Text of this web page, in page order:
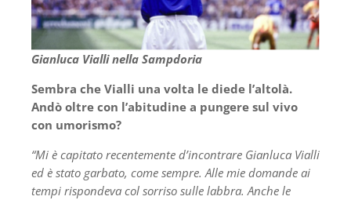
Gianluca Vialli nella Sampdoria
Sembra che Vialli una volta le diede l’altolà.
Andò oltre con l’abitudine a pungere sul vivo
con umorismo?
“Mi è capitato recentemente d’incontrare Gianluca Vialli
ed è stato garbato, come sempre. Alle mie domande ai
tempi rispondeva col sorriso sulle labbra. Anche le